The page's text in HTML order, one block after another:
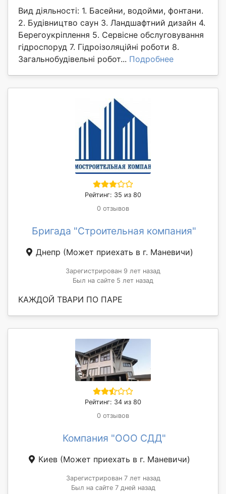
Вид діяльності: 1. Басейни, водойми, фонтани.
2. Будівництво саун 3. Ландшафтний дизайн 4.
Берегоукріплення 5. Сервісне обслуговування
гідроспоруд 7. Гідроізоляційні роботи 8.
Загальнобудівельні робот... Подробнее
Рейтинг: 35 из 80
0 отзывов
Бригада "Строительная компания"
Днепр (Может приехать в г. Маневичи)
Зарегистрирован 9 лет назад
Был на сайте 5 лет назад
КАЖДОЙ ТВАРИ ПО ПАРЕ
Рейтинг: 34 из 80
0 отзывов
Компания "OOO СДД"
Киев (Может приехать в г. Маневичи)
Зарегистрирован 7 лет назад
Был на сайте 7 дней назад